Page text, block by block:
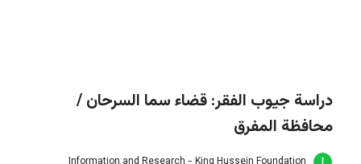
Information and Research - King Hussein Foundation
بحوث و تقارير